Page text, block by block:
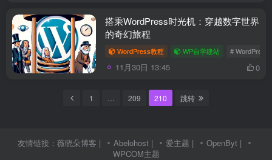
搭乘WordPress时光机：穿越数字世界
的奇幻旅程
WordPress教程 WP自学建站 # WordPress
11月30日 13:45 0
1 209 210 跳转
友情链接： 薇晓朵博客 | Abelohost | 爱主题 | OpenByt |
WPCOM主题